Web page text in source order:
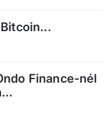
Finance-nél